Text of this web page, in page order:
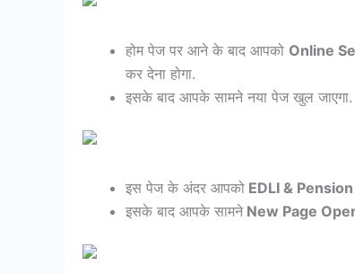
होम पेज पर आने के बाद आपको Online
कर देना होगा.
इसके बाद आपके सामने नया पेज खुल जाएगा.
इस पेज के अंदर आपको EDLI &
इसके बाद आपके सामनेNew Page